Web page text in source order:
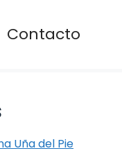
Contacto
Uña del Pie